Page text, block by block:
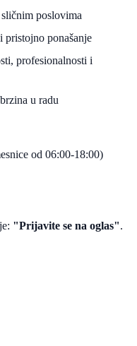
poslovima
pristojno ponašanje
profesionalnosti i
u radu
od 06:00-18:00)
"Prijavite se na oglas".